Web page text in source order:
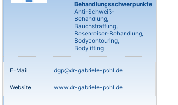
Behandlungsschwerpunkte
Anti-Schweiß-
Behandlung,
Bauchstraffung,
Besenreiser-Behandlung,
Bodycontouring,
Bodylifting
E-Mail dgp@dr-gabriele-pohl.de
Website www.dr-gabriele-pohl.de